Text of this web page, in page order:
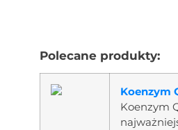
Polecane produkty:
Koenzym
Koenzym